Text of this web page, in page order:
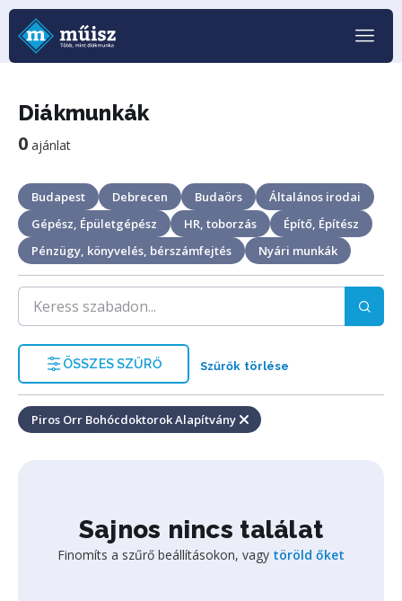
Diákmunkák
0 ajánlat
Budapest Debrecen Budaörs
Általános irodai
Gépész, Épületgépész
HR, toborzás
Építő, Építész
Pénzügy, könyvelés, bérszámfejtés
Nyári munkák
ÖSSZES SZŰRŐ Szűrők törlése
Piros Orr Bohócdoktorok Alapítvány
Sajnos nincs találat
Finomíts a szűrő beállításokon, vagy töröld őket